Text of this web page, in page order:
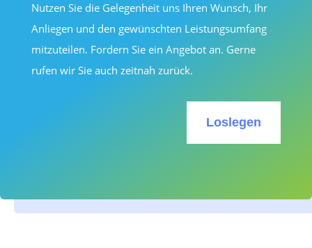
Nutzen Sie die Gelegenheit uns Ihren Wunsch, Ihr
Anliegen und den gewünschten Leistungsumfang
mitzuteilen. Fordern Sie ein Angebot an. Gerne
rufen wir Sie auch zeitnah zurück.
Loslegen